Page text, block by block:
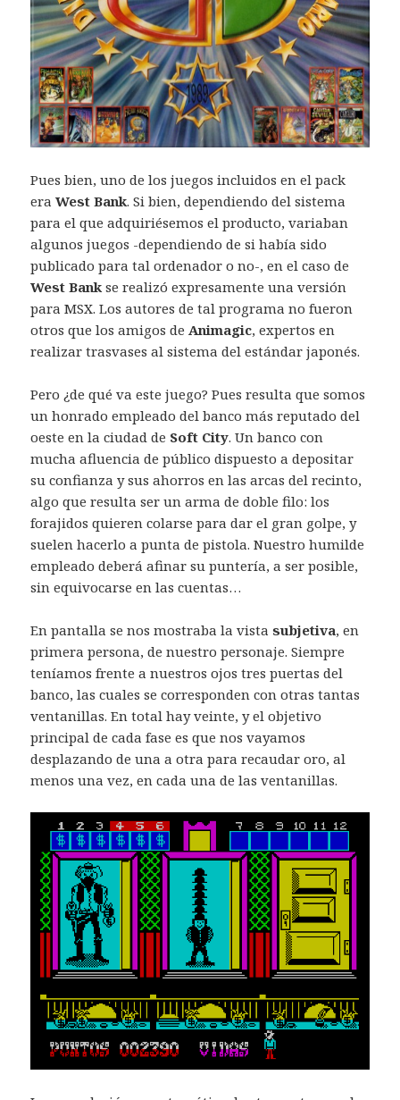
Pues bien, uno de los juegos incluidos en el pack
eraWest Bank. Si bien, dependiendo del sistema
para el que adquiriésemos el producto, variaban
algunos juegos -dependiendo de si había sido
publicado para tal ordenador o no-, en el caso de
West Bank se realizó expresamente una versión
para MSX. Los autores de tal programa no fueron
otros que los amigos de Animagic, expertos en
realizar trasvases al sistema del estándar japonés.
Pero ¿de qué va este juego? Pues resulta que somos
un honrado empleado del banco más reputado del
oeste en la ciudad de Soft City. Un banco con
mucha afluencia de público dispuesto a depositar
su confianza y sus ahorros en las arcas del recinto,
algo que resulta ser un arma de doble filo: los
forajidos quieren colarse para dar el gran golpe, y
suelen hacerlo a punta de pistola. Nuestro humilde
empleado deberá afinar su puntería, a ser posible,
sin equivocarse en las cuentas…
En pantalla se nos mostraba la vistasubjetiva, en
primera persona, de nuestro personaje. Siempre
teníamos frente a nuestros ojos tres puertas del
banco, las cuales se corresponden con otras tantas
ventanillas. En total hay veinte, y el objetivo
principal de cada fase es que nos vayamos
desplazando de una a otra para recaudar oro, al
menos una vez, en cada una de las ventanillas.